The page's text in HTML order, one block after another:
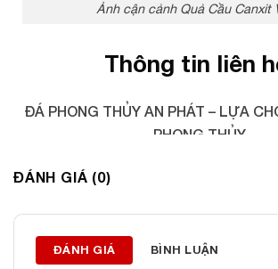
Ảnh cận cảnh Quả Cầu Canxit
Thông tin liên
ĐÁ PHONG THỦY AN PHÁT – LỰA
PHONG THỦY
ĐÁNH GIÁ (0)
ĐÁNH GIÁ BÌNH LUẬN